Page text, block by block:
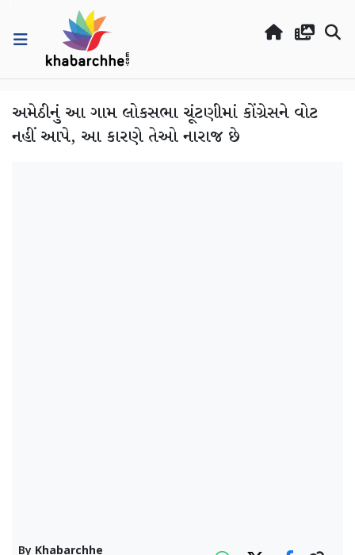
અમેઠીનું આ ગામ લોકસભા ચૂંટણીમાં કોંગ્રેસને વોટ
નહીં આપે, આ ​​કારણે તેઓ નારાજ છે
By Khabarchhe